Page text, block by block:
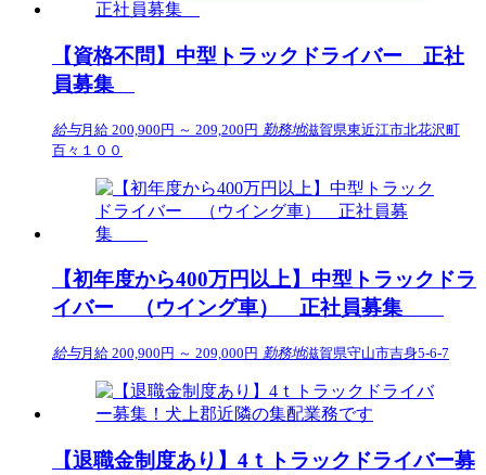
【資格不問】中型トラックドライバー 正社
員募集
給与月給 200,900円 ～ 209,200円 勤務地滋賀県東近江市北花沢町
百々１００
【初年度から400万円以上】中型トラックドラ
イバー （ウイング車） 正社員募集
給与月給 200,900円 ～ 209,000円 勤務地滋賀県守山市吉身5-6-7
【退職金制度あり】4ｔトラックドライバー募